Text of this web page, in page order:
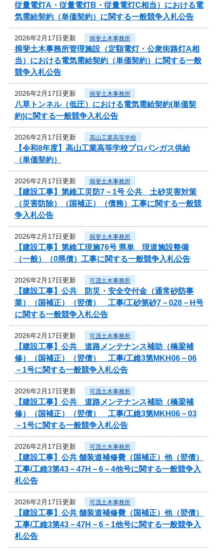
従量電灯A・従量電灯B・従量電灯C相当）における電
気需給契約（単価契約）に関する一般競争入札公告
2026年2月17日更新 揖斐土木事務所
揖斐土木事務所管理施設（定額電灯・公衆街路灯A相
当）における電気需給契約（単価契約）に関する一般
競争入札公告
2026年2月17日更新 揖斐土木事務所
八草トンネル（低圧）における電気需給契約(単価契
約)に関する一般競争入札公告
2026年2月17日更新 高山工業高等学校
【令和8年度】高山工業高等学校プロパンガス供給
（単価契約）
2026年2月17日更新 揖斐土木事務所
【建設工事】第維工災防7－1号 公共 土砂災害対策
（災害防除）（国補正）（債務）工事に関する一般競
争入札公告
2026年2月17日更新 揖斐土木事務所
【建設工事】第維工現施76号 県単 現道施設整備
（一般）（0県債）工事に関する一般競争入札公告
2026年2月17日更新 可茂土木事務所
【建設工事】公共 防災・安全交付金（通常砂防事
業）（国補正）（翌債） 工事/工砂第砂7－028－H号
に関する一般競争入札公告
2026年2月17日更新 可茂土木事務所
【建設工事】公共 道路メンテナンス補助（橋梁補
修）（国補正）（翌債） 工事/工維3第MKH06－06
－1号に関する一般競争入札公告
2026年2月17日更新 可茂土木事務所
【建設工事】公共 道路メンテナンス補助（橋梁補
修）（国補正）（翌債） 工事/工維3第MKH06－03
－1号に関する一般競争入札公告
2026年2月17日更新 可茂土木事務所
【建設工事】公共 舗装道補修費（国補正）他（翌債）
工事/工維3第43－47H－6－4他号に関する一般競争入
札公告
2026年2月17日更新 可茂土木事務所
【建設工事】公共 舗装道補修費（国補正）他（翌債）
工事/工維3第43－47H－6－1他号に関する一般競争入
札公告